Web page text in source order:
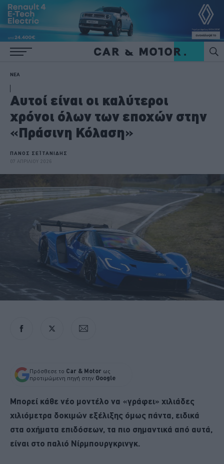
ΝΕΑ
Αυτοί είναι οι καλύτεροι
χρόνοι όλων των εποχών στην
«Πράσινη Κόλαση»
ΠΑΝΟΣ ΣΕΪΤΑΝΙΔΗΣ
07 ΑΠΡΙΛΙΟΥ 2026
Πρόσθεσε το Car & Motor ως
προτιμώμενη πηγή στην Google
Μπορεί κάθε νέο μοντέλο να «γράφει» χιλιάδες
χιλιόμετρα δοκιμών εξέλιξης όμως πάντα, ειδικά
στα οχήματα επιδόσεων, τα πιο σημαντικά από αυτά,
είναι στο παλιό Νίρμπουργκρινγκ.